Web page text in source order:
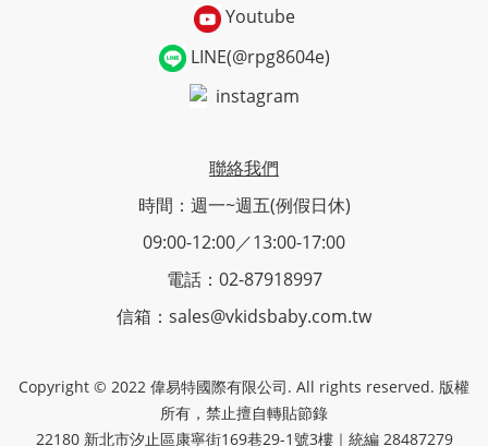
Youtube
LINE(@rpg8604e)
instagram
聯絡我們
時間：週一~週五(例假日休)
09:00-12:00／13:00-17:00
電話：02-87918997
信箱：sales@vkidsbaby.com.tw
Copyright © 2022 偉易特國際有限公司. All rights reserved. 版權
所有，禁止擅自轉貼節錄
22180 新北市汐止區康寧街169巷29-1號3樓｜統編 28487279